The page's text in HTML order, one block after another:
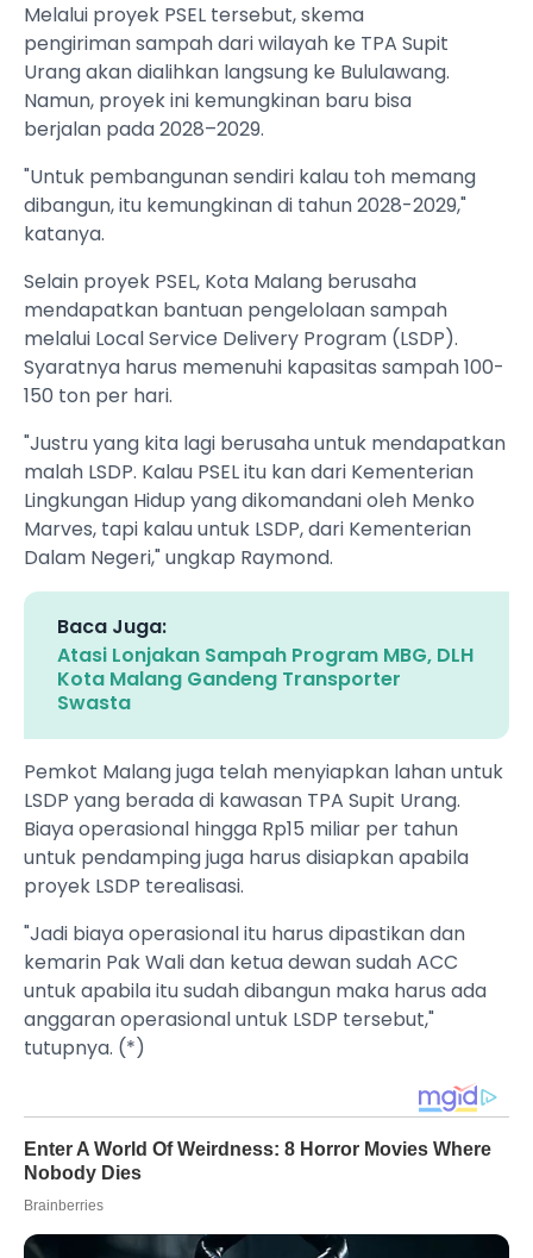
Melalui proyek PSEL tersebut, skema
pengiriman sampah dari wilayah ke TPA Supit
Urang akan dialihkan langsung ke Bululawang.
Namun, proyek ini kemungkinan baru bisa
berjalan pada 2028–2029.
"Untuk pembangunan sendiri kalau toh memang
dibangun, itu kemungkinan di tahun 2028-2029,"
katanya.
Selain proyek PSEL, Kota Malang berusaha
mendapatkan bantuan pengelolaan sampah
melalui Local Service Delivery Program (LSDP).
Syaratnya harus memenuhi kapasitas sampah 100-
150 ton per hari.
"Justru yang kita lagi berusaha untuk mendapatkan
malah LSDP. Kalau PSEL itu kan dari Kementerian
Lingkungan Hidup yang dikomandani oleh Menko
Marves, tapi kalau untuk LSDP, dari Kementerian
Dalam Negeri," ungkap Raymond.
Baca Juga:
Atasi Lonjakan Sampah Program MBG, DLH
Kota Malang Gandeng Transporter
Swasta
Pemkot Malang juga telah menyiapkan lahan untuk
LSDP yang berada di kawasan TPA Supit Urang.
Biaya operasional hingga Rp15 miliar per tahun
untuk pendamping juga harus disiapkan apabila
proyek LSDP terealisasi.
"Jadi biaya operasional itu harus dipastikan dan
kemarin Pak Wali dan ketua dewan sudah ACC
untuk apabila itu sudah dibangun maka harus ada
anggaran operasional untuk LSDP tersebut,"
tutupnya. (*)